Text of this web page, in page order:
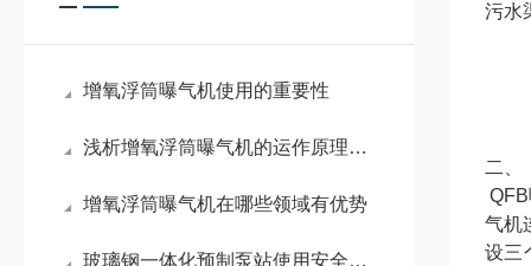
增氧浮筒曝气机使用的重要性
浅析增氧浮筒曝气机的运作原理有哪些
增氧浮筒曝气机在哪些领域有优势
玻璃钢一体化预制泵站使用安全事项先了解一下
污水
二、
气机
设三